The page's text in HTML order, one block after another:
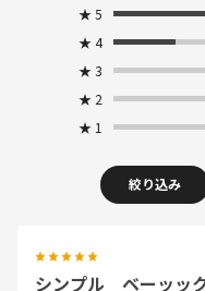
★ 5
★ 4
★ 3
★ 2
★ 1
絞り込み
シンプル ベーッッ